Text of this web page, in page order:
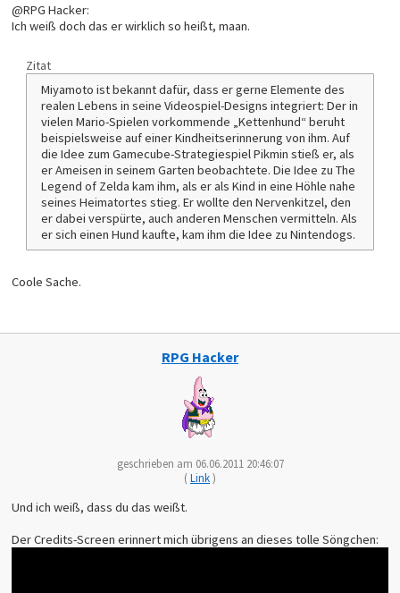
@RPG Hacker:
Ich weiß doch das er wirklich so heißt, maan.
Zitat
Miyamoto ist bekannt dafür, dass er gerne Elemente des
realen Lebens in seine Videospiel-Designs integriert: Der in
vielen Mario-Spielen vorkommende „Kettenhund“ beruht
beispielsweise auf einer Kindheitserinnerung von ihm. Auf
die Idee zum Gamecube-Strategiespiel Pikmin stieß er, als
er Ameisen in seinem Garten beobachtete. Die Idee zu The
Legend of Zelda kam ihm, als er als Kind in eine Höhle nahe
seines Heimatortes stieg. Er wollte den Nervenkitzel, den
er dabei verspürte, auch anderen Menschen vermitteln. Als
er sich einen Hund kaufte, kam ihm die Idee zu Nintendogs.
Coole Sache.
RPG Hacker
geschrieben am 06.06.2011 20:46:07
(Link)
Und ich weiß, dass du das weißt.
Der Credits-Screen erinnert mich übrigens an dieses tolle Söngchen: